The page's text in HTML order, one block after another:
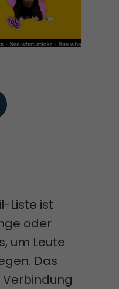
Liste ist
oder
um Leute
Das